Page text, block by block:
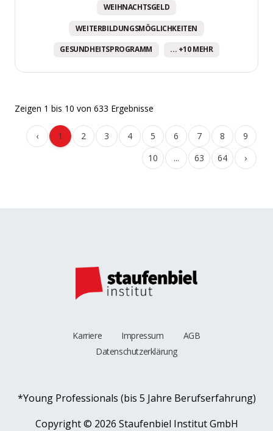
WEIHNACHTSGELD
WEITERBILDUNGSMÖGLICHKEITEN
GESUNDHEITSPROGRAMM ... +10 MEHR
Zeigen 1 bis 10 von 633 Ergebnisse
‹ 1 2 3 4 5 6 7 8
9
10
... 63 64 ›
Karriere Impressum
AGB
Datenschutzerklärung
*Young Professionals (bis 5 Jahre Berufserfahrung)
Copyright © 2026 Staufenbiel Institut GmbH